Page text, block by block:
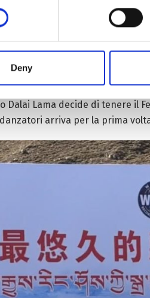
Deny
di oltre 700 anni, che
professionisti – come “tip tap
Dalai Lama decide di tenere il
arriva per la prima